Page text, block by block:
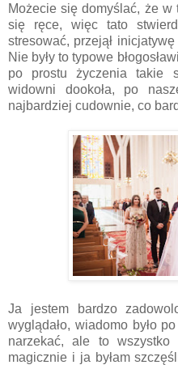
Możecie się domyślać, że w
się ręce, więc tato
stresować, przejął inicjatywę
Nie były to typowe
po prostu życzenia takie
widowni dookoła, po
najbardziej cudownie, co
Ja jestem bardzo
wyglądało, wiadomo było
narzekać, ale to wszystko
magicznie i ja byłam